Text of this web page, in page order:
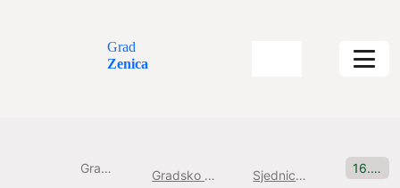
Grad
Zenica
Gradska uprava Gradsko Vijeće Grada Zenice Sjednice Gradskog vijeća 16. Sjednica Gradskog vijeća Zenica